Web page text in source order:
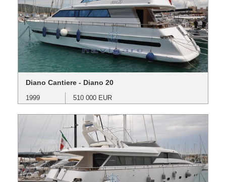
Diano Cantiere - Diano 20
1999 510 000 EUR